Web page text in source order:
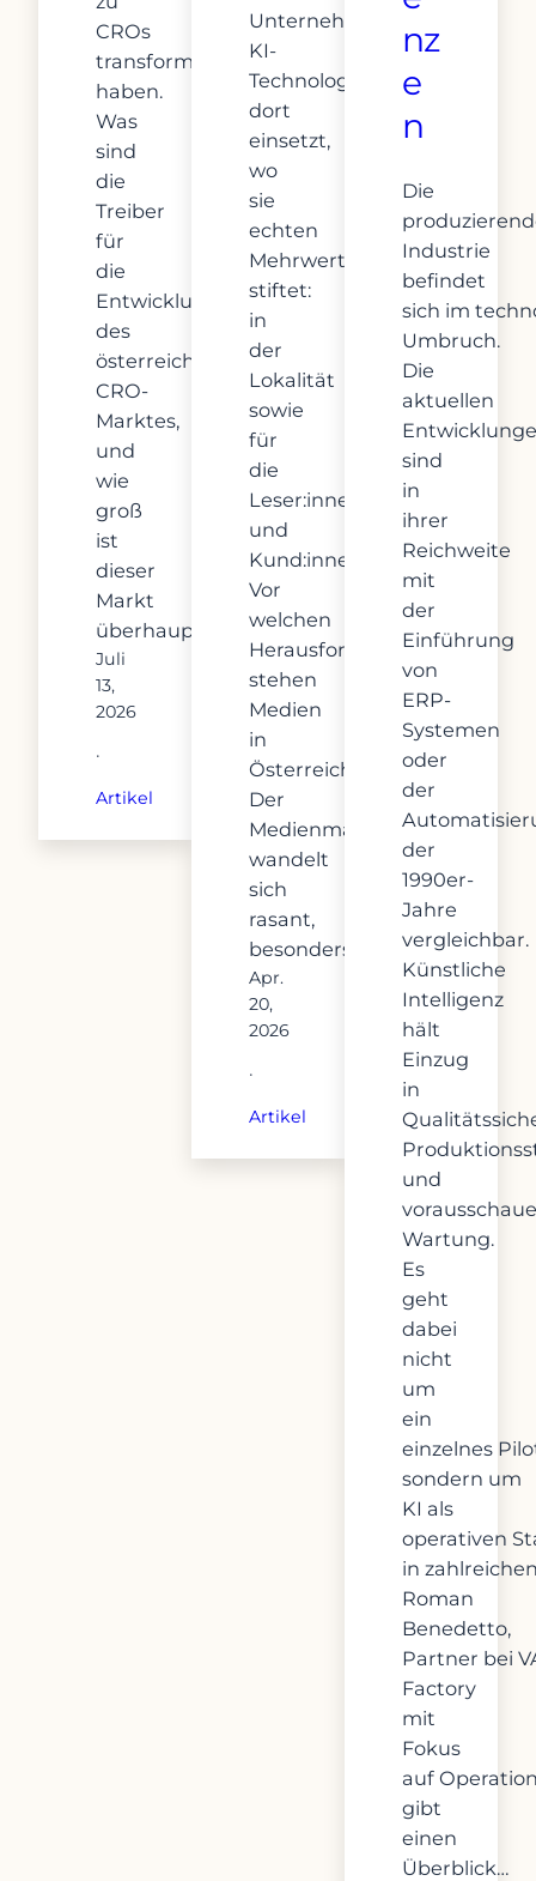
CROs
transformiert
haben.
Was
sind
die
Treiber
für
die
Entwicklung
des
österreichischen
CRO-
Marktes,
und
wie
groß
ist
dieser
Markt
überhaupt?…
Juli
13,
2026
·
Artikel
Unternehmen
KI-
Technologie
dort
einsetzt,
wo
sie
echten
Mehrwert
stiftet:
in
der
Lokalität
sowie
für
die
Leser:innen
und
Kund:innen.
Vor
welchen
Herausforderungen
stehen
Medien
in
Österreich?
Der
Medienmarkt
wandelt
sich
rasant,
besonders…
Apr.
20,
2026
·
Artikel
nz
e
n
Die
Industrie
befindet
sich im
Umbruch.
Die
aktuellen
sind
in
ihrer
Reichweite
mit
der
Einführung
von
ERP-
Systemen
oder
der
der
1990er-
Jahre
vergleichbar.
Künstliche
Intelligenz
hält
Einzug
in
und
Wartung.
Es
geht
dabei
nicht
um
ein
einzelnes
sondern um
KI als
operativen
in
Roman
Benedetto,
Partner bei
Factory
mit
Fokus
auf
gibt
einen
Überblick…